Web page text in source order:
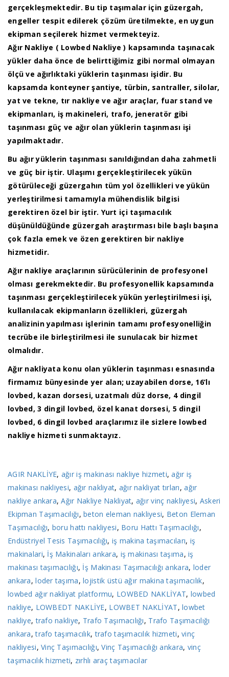
gerçekleşmektedir. Bu tip taşımalar için güzergah,
engeller tespit edilerek çözüm üretilmekte, en uygun
ekipman seçilerek hizmet vermekteyiz.
Ağır Nakliye ( Lowbed Nakliye ) kapsamında taşınacak
yükler daha önce de belirttiğimiz gibi normal olmayan
ölçü ve ağırlıktaki yüklerin taşınması işidir. Bu
kapsamda konteyner şantiye, türbin, santraller, silolar,
yat ve tekne, tır nakliye ve ağır araçlar, fuar stand ve
ekipmanları, iş makineleri, trafo, jeneratör gibi
taşınması güç ve ağır olan yüklerin taşınması işi
yapılmaktadır.
Bu ağır yüklerin taşınması sanıldığından daha zahmetli
ve güç bir iştir. Ulaşımı gerçekleştirilecek yükün
götürüleceği güzergahın tüm yol özellikleri ve yükün
yerleştirilmesi tamamıyla mühendislik bilgisi
gerektiren özel bir iştir. Yurt içi taşımacılık
düşünüldüğünde güzergah araştırması bile başlı başına
çok fazla emek ve özen gerektiren bir nakliye
hizmetidir.
Ağır nakliye araçlarının sürücülerinin de profesyonel
olması gerekmektedir. Bu profesyonellik kapsamında
taşınması gerçekleştirilecek yükün yerleştirilmesi işi,
kullanılacak ekipmanların özellikleri, güzergah
analizinin yapılması işlerinin tamamı profesyonelliğin
tecrübe ile birleştirilmesi ile sunulacak bir hizmet
olmalıdır.
Ağır nakliyata konu olan yüklerin taşınması esnasında
firmamız bünyesinde yer alan; uzayabilen dorse, 16’lı
lovbed, kazan dorsesi, uzatmalı düz dorse, 4 dingil
lovbed, 3 dingil lovbed, özel kanat dorsesi, 5 dingil
lovbed, 6 dingil lovbed araçlarımız ile sizlere lowbed
nakliye hizmeti sunmaktayız.
AGIR NAKLİYE, ağır iş makinası nakliye hizmeti,ağır iş
makinası nakliyesi, ağır nakliyat, ağır nakliyat tırları,ağır
nakliye ankara,Ağır Nakliye Nakliyat, ağır vinç nakliyesi, Askeri
Ekipman Taşımacılığı,beton eleman nakliyesi, Beton Eleman
Taşımacılığı, boru hattı nakliyesi, Boru Hattı Taşımacılığı,
Endüstriyel Tesis Taşımacılığı, iş makina taşımacıları, iş
makinalari, İş Makinaları ankara, iş makinası taşıma,iş
makinası taşımacılığı, İş Makinası Taşımacılığı ankara, loder
ankara,loder taşıma,lojistik üstü ağır makina taşımacılık,
lowbed ağır nakliyat platformu, LOWBED NAKLİYAT, lowbed
nakliye, LOWBEDT NAKLİYE, LOWBET NAKLİYAT,lowbet
nakliye,trafo nakliye, Trafo Taşımacılığı, Trafo Taşımacılığı
ankara,trafo taşımacılık,trafo taşımacılık hizmeti,vinç
nakliyesi,Vinç Taşımacılığı,Vinç Taşımacılığı ankara, vinç
taşımacılık hizmeti, zırhlı araç taşımacılar